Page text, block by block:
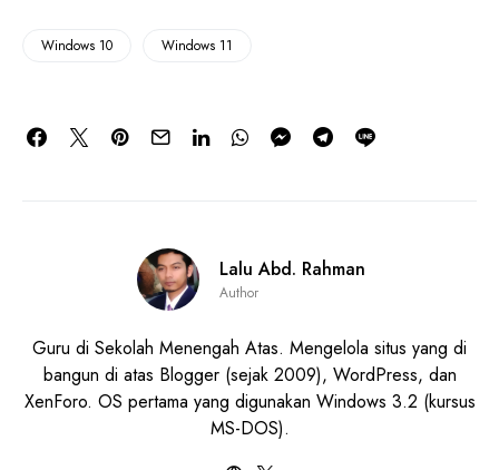
Windows 10 Windows 11
Lalu Abd. Rahman
Author
Guru di Sekolah Menengah Atas. Mengelola situs yang di
bangun di atas Blogger (sejak 2009), WordPress, dan
XenForo. OS pertama yang digunakan Windows 3.2 (kursus
MS-DOS).